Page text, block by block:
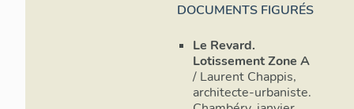
DOCUMENTS FIGURÉS
Le Revard.
Lotissement Zone A
/ Laurent Chappis,
architecte-urbaniste.